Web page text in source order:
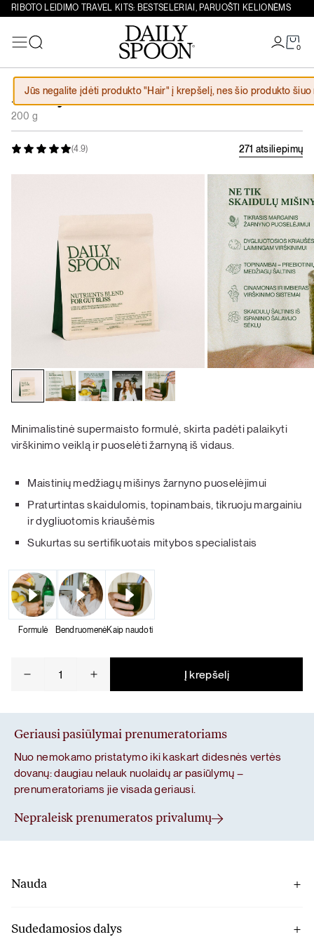
Eiti prie turinio
RIBOTO LEIDIMO TRAVEL KITS: BESTSELERIAI, PARUOŠTI KELIONĖMS
0
Paieška
Jūs negalite įdėti produkto "Hair" į krepšelį, nes šio produkto šiuo
(4.9) 271 atsiliepimų
Žarnynui
200 g
26,70€
​​Minimalistinė supermaisto formulė, skirta padėti palaikyti
virškinimo veiklą ir puoselėti žarnyną iš vidaus.
Maistinių medžiagų mišinys žarnyno puoselėjimui
Praturtintas skaidulomis, topinambais, tikruoju margainiu
ir dygliuotomis kriaušėmis
Sukurtas su sertifikuotais mitybos specialistais
Formulė BendruomenėKaip naudoti
kiekis:
Į krepšelį
Geriausi pasiūlymai prenumeratoriams
Nuo nemokamo pristatymo iki kaskart didesnės vertės
dovanų: daugiau nelauk nuolaidų ar pasiūlymų –
prenumeratoriams jie visada geriausi.
Nepraleisk prenumeratos privalumų
Nauda
sėklomis bei topinambais.
Sudedamosios dalys